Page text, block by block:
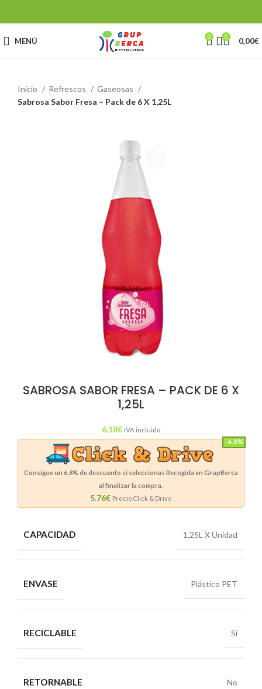
MENÚ 0 0 0,00€
Inicio Refrescos
Gaseosas
Sabrosa Sabor Fresa – Pack de 6 X 1,25L
SABROSA SABOR FRESA – PACK DE 6 X
1,25L
6,18€ IVA incluido
-6.8%
Consigue un 6.8% de descuento si seleccionas Recogida en GrupBerca
al finalizar la compra.
5.76€ Precio Click & Drive
CAPACIDAD 1,25L X Unidad
ENVASE Plástico PET
RECICLABLE Sí
RETORNABLE No